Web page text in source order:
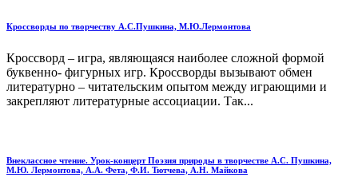
Кроссворды по творчеству А.С.Пушкина, М.Ю.Лермонтова
Кроссворд – игра, являющаяся наиболее сложной формой
буквенно- фигурных игр. Кроссворды вызывают обмен
литературно – читательским опытом между играющими и
закрепляют литературные ассоциации. Так...
Внеклассное чтение. Урок-концерт Поэзия природы в творчестве А.С. Пушкина,
М.Ю. Лермонтова, А.А. Фета, Ф.И. Тютчева, А.Н. Майкова